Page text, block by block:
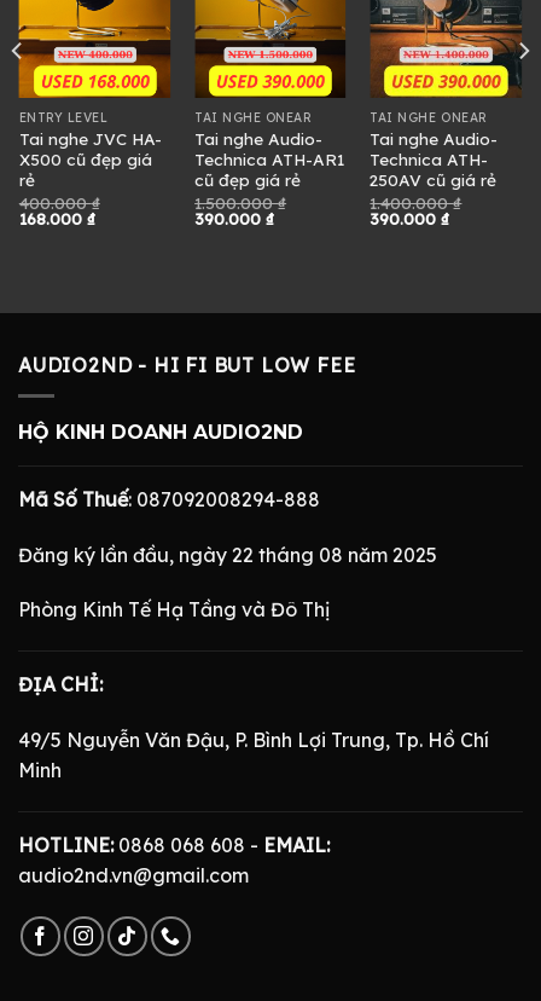
ENTRY LEVEL
Tai nghe JVC HA-
X500 cũ đẹp giá
rẻ
400.000₫
Giá
168.000 ₫Giá
TAI NGHE ONEAR
Tai nghe Audio-
Technica ATH-AR1
cũ đẹp giá rẻ
1.500.000₫
Giá
390.000₫Giá
TAI NGHE ONEAR
Tai nghe Audio-
Technica ATH-
250AV cũ giá rẻ
1.400.000₫
Giá
390.000₫Giá
AUDIO2ND - HI FI BUT LOW FEE
HỘ KINH DOANH AUDIO2ND
Mã Số Thuế: 087092008294-888
Đăng ký lần đầu, ngày 22 tháng 08 năm 2025
Phòng Kinh Tế Hạ Tầng và Đô Thị
ĐỊA CHỈ:
49/5 Nguyễn Văn Đậu, P. Bình Lợi Trung, Tp. Hồ Chí
Minh
HOTLINE:0868 068 608 - EMAIL:
audio2nd.vn@gmail.com